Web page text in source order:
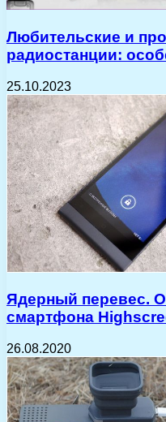
Любительские и
радиостанции:
25.10.2023
Ядерный перевес.
смартфона
26.08.2020